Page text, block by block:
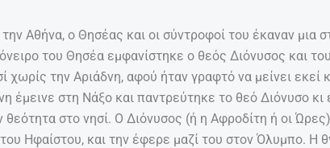
Αθήνα, ο Θησέας και οι σύντροφοί του έκαναν μια
του Θησέα εμφανίστηκε ο θεός Διόνυσος και
χωρίς την Αριάδνη, αφού ήταν γραφτό να μείνει εκεί
έμεινε στη Νάξο και παντρεύτηκε το θεό Διόνυσο κι
θεότητα στο νησί. Ο Διόνυσος (ή η Αφροδίτη ή οι
Ηφαίστου, και την έφερε μαζί του στον Όλυμπο. Η